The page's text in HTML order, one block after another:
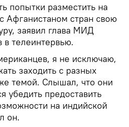
попытки разместить на
Афганистаном стран свою
заявил глава МИД
в телеинтервью.
я не исключаю,
заходить с разных
темой. Слышал, что они
предоставить
на индийской
он.